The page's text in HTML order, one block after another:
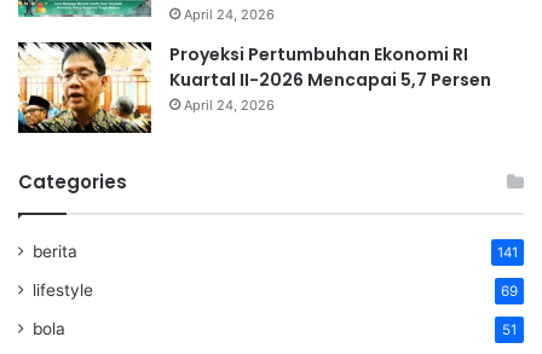
April 24, 2026
Proyeksi Pertumbuhan Ekonomi RI
Kuartal II-2026 Mencapai 5,7 Persen
April 24, 2026
Categories
berita 141
lifestyle 69
bola 51